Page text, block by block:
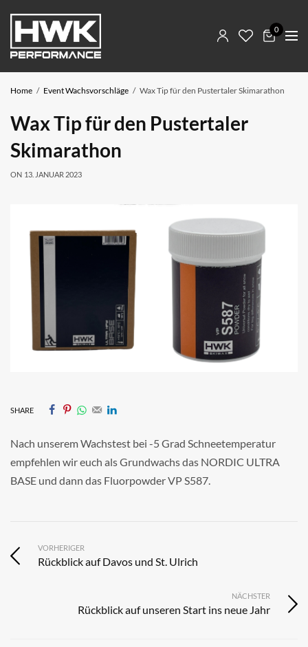
0
Home Event Wachsvorschläge Wax Tip für den Pustertaler Skimarathon
Wax Tip für den Pustertaler
Skimarathon
ON 13. JANUAR 2023
SHARE
Nach unserem Wachstest bei -5 Grad Schneetemperatur
empfehlen wir euch als Grundwachs das NORDIC ULTRA
BASE und dann das Fluorpowder VP S587.
VORHERIGER
Rückblick auf Davos und St. Ulrich
NÄCHSTER
Rückblick auf unseren Start ins neue Jahr